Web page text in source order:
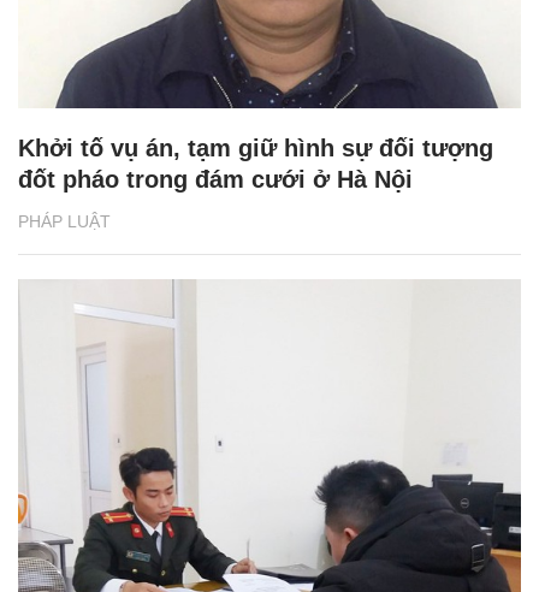
PHÁP LUẬT
Khởi tố vụ án, tạm giữ hình sự đối tượng
đốt pháo trong đám cưới ở Hà Nội